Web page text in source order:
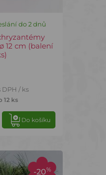
do 2 dnů
12 cm (balení
DPH / ks
12 ks
Do košíku
-20%